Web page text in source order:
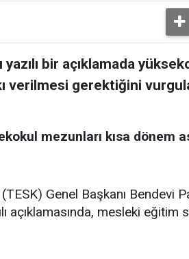
bir açıklamada
verilmesi gerektiğini
mezunları kısa dönem
Genel Başkanı Bendevi
açıklamasında, mesleki eğitim